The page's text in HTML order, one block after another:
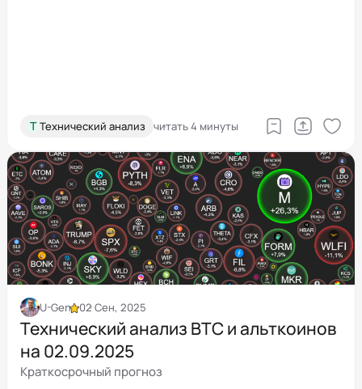
Т Технический анализ читать 4 минуты
U-Gen 02 Сен, 2025
Технический анализ BTC и альткоинов
на 02.09.2025
Краткосрочный прогноз